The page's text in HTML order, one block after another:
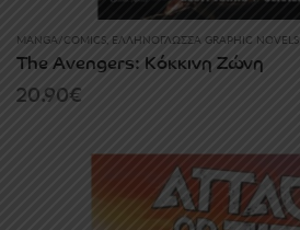
MANGA/COMICS, ΕΛΛΗΝΌΓΛΩΣΣΑ GRAPHIC NOVELS
The Avengers: Κόκκινη Ζώνη
20.90€